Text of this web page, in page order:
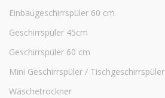
Einbaugeschirrspüler 60 cm
Geschirrspüler 45cm
Geschirrspüler 60 cm
Mini Geschirrspüler / Tischgeschirrspüler
Wäschetrockner